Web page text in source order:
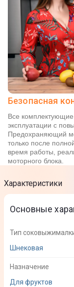
Безопасная
Все
эксплуатации с
Предохраняющий
только после
время работы,
моторного блока.
Характеристики
Основные
Тип
Шнековая
Назначение
Для фруктов